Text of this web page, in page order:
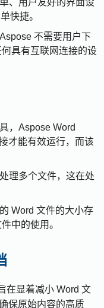
、用户友好的界面设
快捷。
不需要用户下
具有互联网连接的设
，Aspose Word
才能有效运行，而该
理多个文件，这在处
Word 文件的大小存
中的使用。
在显着减小 Word 文
保原始内容的高质